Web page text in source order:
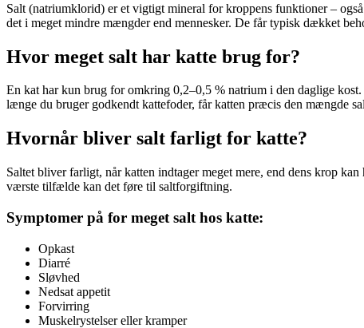
Salt (natriumklorid) er et vigtigt mineral for kroppens funktioner –
det i meget mindre mængder end mennesker. De får typisk dækket
Hvor meget salt har katte brug for?
En kat har kun brug for omkring 0,2–0,5 % natrium i den daglige
længe du bruger godkendt kattefoder, får katten præcis den mængde
Hvornår bliver salt farligt for katte?
Saltet bliver farligt, når katten indtager meget mere, end dens krop
værste tilfælde kan det føre til saltforgiftning.
Symptomer på for meget salt hos katte:
Opkast
Diarré
Sløvhed
Nedsat appetit
Forvirring
Muskelrystelser eller kramper